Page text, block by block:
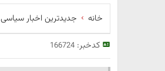
خانه جدیدترین اخبار سیاسی
کدخبر:166724